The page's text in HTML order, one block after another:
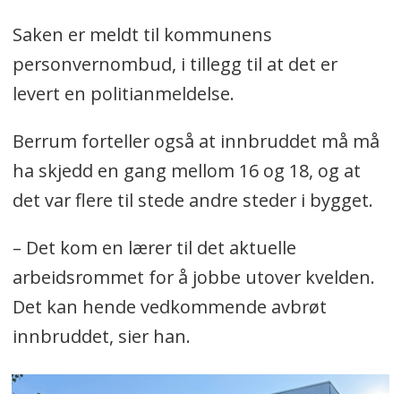
Saken er meldt til kommunens
personvernombud, i tillegg til at det er
levert en politianmeldelse.
Berrum forteller også at innbruddet må må
ha skjedd en gang mellom 16 og 18, og at
det var flere til stede andre steder i bygget.
– Det kom en lærer til det aktuelle
arbeidsrommet for å jobbe utover kvelden.
Det kan hende vedkommende avbrøt
innbruddet, sier han.